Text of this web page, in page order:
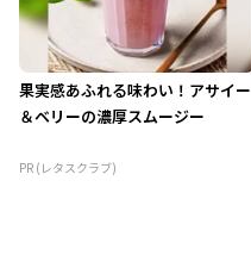
果実感あふれる味わい！アサイー
＆ベリーの濃厚スムージー
PR (レタスクラブ)